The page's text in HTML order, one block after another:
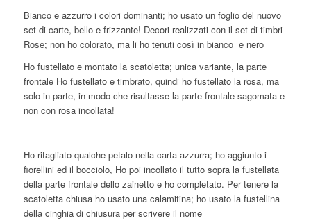
Bianco e azzurro i colori dominanti; ho usato un foglio del nuovo
set di carte, bello e frizzante! Decori realizzati con il set di timbri
Rose; non ho colorato, ma li ho tenuti così in bianco e nero
Ho fustellato e montato la scatoletta; unica variante, la parte
frontale Ho fustellato e timbrato, quindi ho fustellato la rosa, ma
solo in parte, in modo che risultasse la parte frontale sagomata e
non con rosa incollata!
Ho ritagliato qualche petalo nella carta azzurra; ho aggiunto i
fiorellini ed il bocciolo, Ho poi incollato il tutto sopra la fustellata
della parte frontale dello zainetto e ho completato. Per tenere la
scatoletta chiusa ho usato una calamitina; ho usato la fustellina
della cinghia di chiusura per scrivere il nome